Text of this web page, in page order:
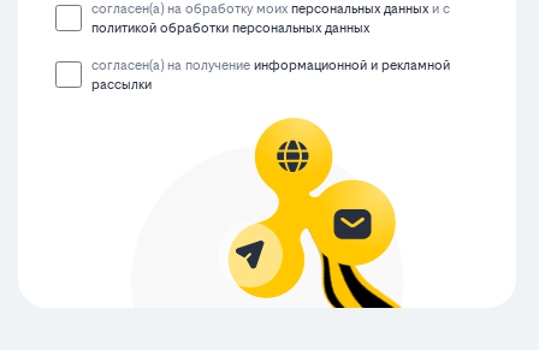
согласен(а) на обработку моихперсональных данных и с
политикой обработки персональных данных
согласен(а) на получениеинформационной и рекламной
рассылки